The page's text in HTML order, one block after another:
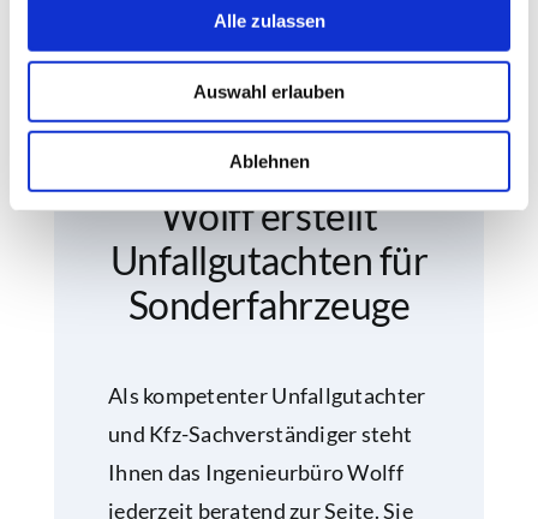
Alle zulassen
Auswahl erlauben
Ablehnen
Kfz-
Sachverständiger
Wolff erstellt
Unfallgutachten für
Sonderfahrzeuge
Als kompetenter Unfallgutachter
und Kfz-Sachverständiger steht
Ihnen das Ingenieurbüro Wolff
jederzeit beratend zur Seite. Sie